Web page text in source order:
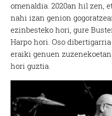
omenaldia. 2020an hil zen,
nahi izan genion
ezinbesteko hori, gure
Harpo hori. Oso
eraiki genuen
hori guztia.